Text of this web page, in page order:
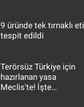
9 üründe tek tırnaklı eti
tespit edildi
Terörsüz Türkiye için
hazırlanan yasa
Meclis'te! İşte